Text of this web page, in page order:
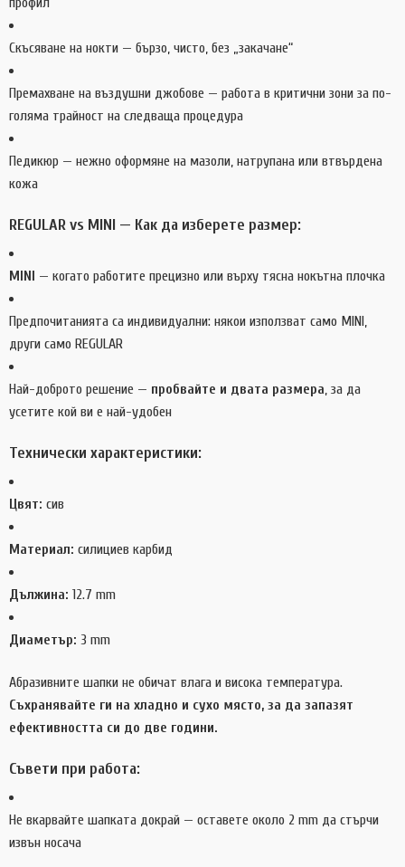
Скъсяване на нокти — бързо, чисто, без „закачане“
Премахване на въздушни джобове — работа в критични зони за по-
голяма трайност на следваща процедура
Педикюр — нежно оформяне на мазоли, натрупана или втвърдена
кожа
REGULAR vs MINI — Как да изберете размер:
MINI — когато работите прецизно или върху тясна нокътна плочка
Предпочитанията са индивидуални: някои използват само MINI,
други само REGULAR
Най-доброто решение — пробвайте и двата размера, за да
усетите кой ви е най-удобен
Технически характеристики:
Цвят: сив
Материал: силициев карбид
Дължина: 12.7 mm
Диаметър: 3 mm
Абразивните шапки не обичат влага и висока температура.
Съхранявайте ги на хладно и сухо място, за да запазят
ефективността си до две години.
Съвети при работа:
Не вкарвайте шапката докрай — оставете около 2 mm да стърчи
извън носача